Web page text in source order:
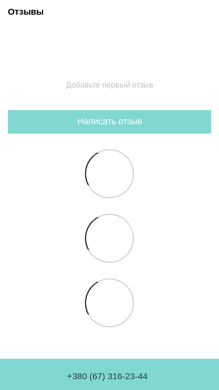
Отзывы
Добавьте первый отзыв
Написать отзыв
+380 (67) 316-23-44